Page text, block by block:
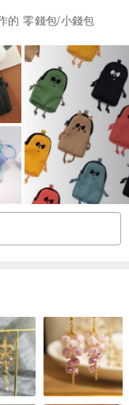
小擦痕(無法接受者，
為準，介意色差者請請
的 零錢包/小錢包